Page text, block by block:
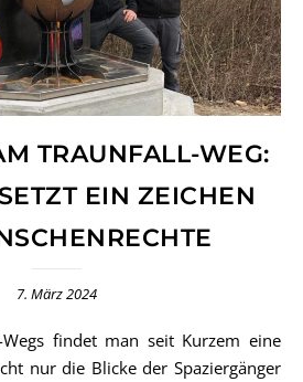
TRAUNFALL-WEG:
EIN ZEICHEN
7. März 2024
nur die Blicke der Spaziergänger